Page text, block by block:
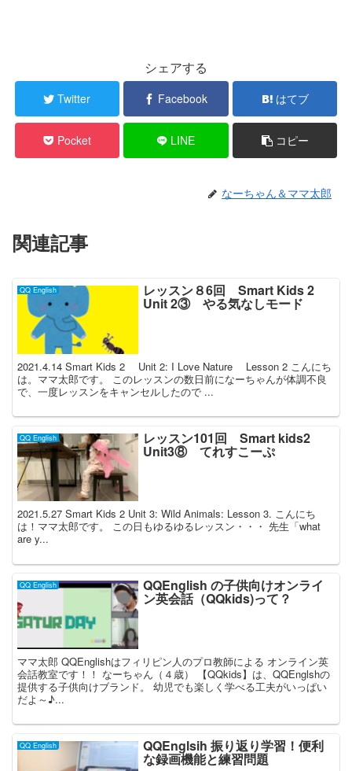
シェアする
Twitter Facebook はてブ
Pocket LINE コピー
なーちゃん＆ママ太郎
関連記事
QQ English レッスン８6回 Smart Kids 2
Unit 2③ やる気なしモード
2021.4.14 Smart Kids 2 Unit 2: I Love Nature Lesson 2 こんにち
は。ママ太郎です。 このレッスンの数日前になーちゃんが体調不良
で、一度レッスンをキャンセルしたので ...
QQ English レッスン101回 Smart kids2
Unit3⑧ てれすこーぷ
2021.5.27 Smart Kids 2 Unit 3: Wild Animals: Lesson 3. こんにち
は！ママ太郎です。 この日もゆるゆるレッスン・・・ 先生「what
are y...
QQ English QQEnglish の子供向けオンライ
ン英会話（QQkids)って？
ママ太郎 QQEnglishはフィリピン人のプロ教師による オンライン英
会話教室です！！ なーちゃん（４歳） 【QQkids】は、QQEnglshの
提供する子供向けブランド。 幼児でも楽しく学べる工夫がいっぱい
だよ～♪...
QQ English QQEnglsih 振り返り学習！便利
な録画機能と練習問題